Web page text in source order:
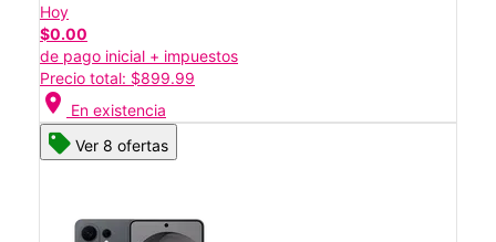
Hoy
$0.00
de pago inicial + impuestos
Precio total: $899.99
location_on En existencia
Ver 8 ofertas